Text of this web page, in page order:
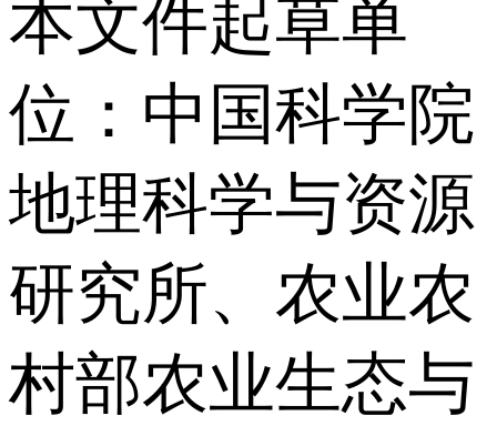
本文件起草单
位：中国科学院
地理科学与资源
研究所、农业农
村部农业生态与